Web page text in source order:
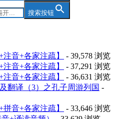
搜索按钮
注音+各家注疏】
- 39,578 浏览
注音+各家注疏】
- 37,291 浏览
注音+各家注疏】
- 36,631 浏览
翻译（3）之孔子周游列国 -
拼音+各家注疏】
- 33,646 浏览